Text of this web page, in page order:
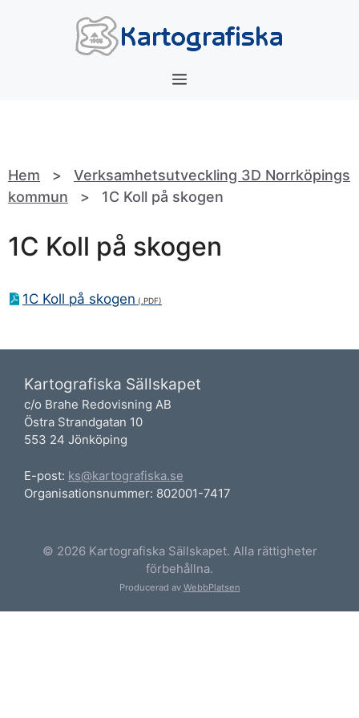
Meny
Hem > Verksamhetsutveckling 3D Norrköpings
kommun > 1C Koll på skogen
1C Koll på skogen
1C Koll på skogen
Kartografiska Sällskapet
c/o Brahe Redovisning AB
Östra Strandgatan 10
553 24 Jönköping
E-post: ks@kartografiska.se
Organisationsnummer: 802001-7417
© 2026 Kartografiska Sällskapet. Alla rättigheter
förbehållna.
Producerad av WebbPlatsen